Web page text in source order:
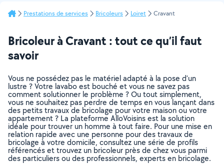
Prestations de services Bricoleurs Loiret Cravant
Bricoleur à Cravant : tout ce qu’il faut
savoir
Vous ne possédez pas le matériel adapté à la pose d’un
lustre ? Votre lavabo est bouché et vous ne savez pas
comment solutionner le problème ? Ou tout simplement,
vous ne souhaitez pas perdre de temps en vous lançant dans
des petits travaux de bricolage pour votre maison ou votre
appartement ? La plateforme AlloVoisins est la solution
idéale pour trouver un homme à tout faire. Pour une mise en
relation rapide avec une personne pour des travaux de
bricolage à votre domicile, consultez une série de profils
référencés et trouvez un bricoleur près de chez vous parmi
des particuliers ou des professionnels, experts en bricolage.